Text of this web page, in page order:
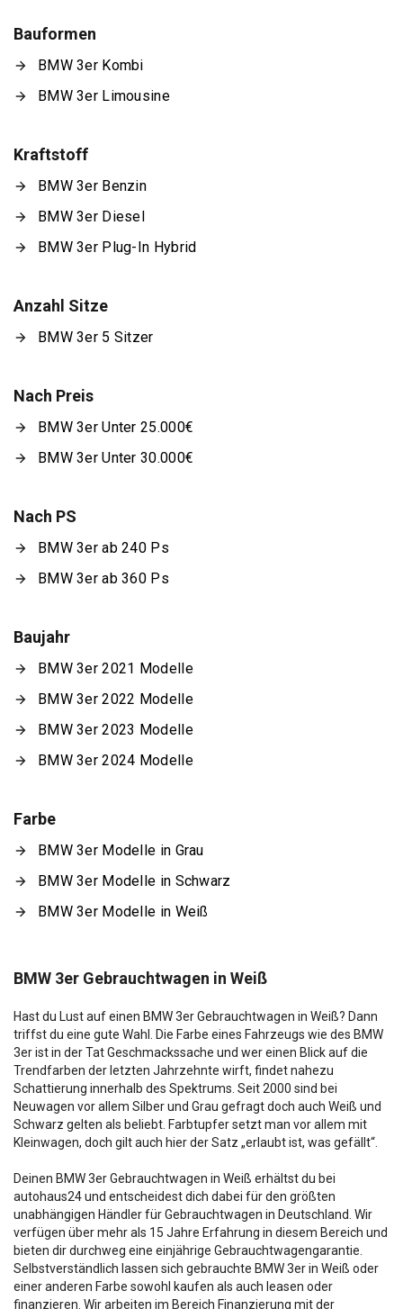
Bauformen
BMW 3er Kombi
BMW 3er Limousine
Kraftstoff
BMW 3er Benzin
BMW 3er Diesel
BMW 3er Plug-In Hybrid
Anzahl Sitze
BMW 3er 5 Sitzer
Nach Preis
BMW 3er Unter 25.000€
BMW 3er Unter 30.000€
Nach PS
BMW 3er ab 240 Ps
BMW 3er ab 360 Ps
Baujahr
BMW 3er 2021 Modelle
BMW 3er 2022 Modelle
BMW 3er 2023 Modelle
BMW 3er 2024 Modelle
Farbe
BMW 3er Modelle in Grau
BMW 3er Modelle in Schwarz
BMW 3er Modelle in Weiß
BMW 3er Gebrauchtwagen in Weiß
Hast du Lust auf einen BMW 3er Gebrauchtwagen in Weiß? Dann
triffst du eine gute Wahl. Die Farbe eines Fahrzeugs wie des BMW
3er ist in der Tat Geschmackssache und wer einen Blick auf die
Trendfarben der letzten Jahrzehnte wirft, findet nahezu
Schattierung innerhalb des Spektrums. Seit 2000 sind bei
Neuwagen vor allem Silber und Grau gefragt doch auch Weiß und
Schwarz gelten als beliebt. Farbtupfer setzt man vor allem mit
Kleinwagen, doch gilt auch hier der Satz „erlaubt ist, was gefällt“.
Deinen BMW 3er Gebrauchtwagen in Weiß erhältst du bei
autohaus24 und entscheidest dich dabei für den größten
unabhängigen Händler für Gebrauchtwagen in Deutschland. Wir
verfügen über mehr als 15 Jahre Erfahrung in diesem Bereich und
bieten dir durchweg eine einjährige Gebrauchtwagengarantie.
Selbstverständlich lassen sich gebrauchte BMW 3er in Weiß oder
einer anderen Farbe sowohl kaufen als auch leasen oder
finanzieren. Wir arbeiten im Bereich Finanzierung mit der